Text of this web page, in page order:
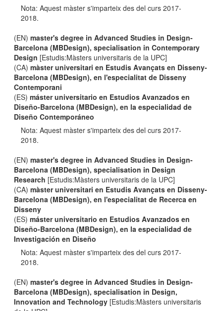
Nota: Aquest màster s'imparteix des del curs 2017-
2018.
(EN)master's degree in Advanced Studies in Design-
Barcelona (MBDesign), specialisation in Contemporary
Design [Estudis:Màsters universitaris de la UPC]
(CA)màster universitari en Estudis Avançats en Disseny-
Barcelona (MBDesign), en l'especialitat de Disseny
Contemporani
(ES)máster universitario en Estudios Avanzados en
Diseño-Barcelona (MBDesign), en la especialidad de
Diseño Contemporáneo
Nota: Aquest màster s'imparteix des del curs 2017-
2018.
(EN)master's degree in Advanced Studies in Design-
Barcelona (MBDesign), specialisation in Design
Research [Estudis:Màsters universitaris de la UPC]
(CA)màster universitari en Estudis Avançats en Disseny-
Barcelona (MBDesign), en l'especialitat de Recerca en
Disseny
(ES)máster universitario en Estudios Avanzados en
Diseño-Barcelona (MBDesign), en la especialidad de
Investigación en Diseño
Nota: Aquest màster s'imparteix des del curs 2017-
2018.
(EN)master's degree in Advanced Studies in Design-
Barcelona (MBDesign), specialisation in Design,
Innovation and Technology [Estudis:Màsters universitaris